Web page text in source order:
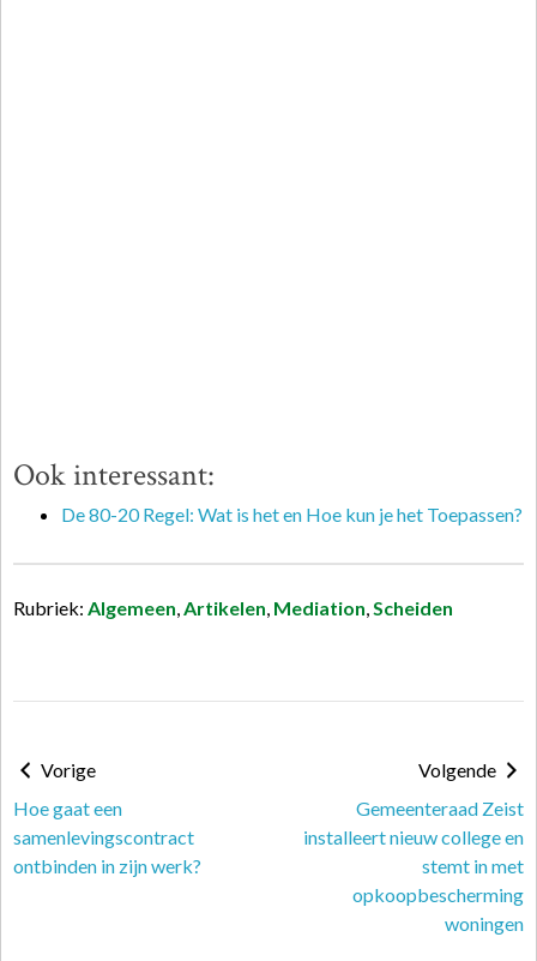
Ook interessant:
De 80-20 Regel: Wat is het en Hoe kun je het Toepassen?
Rubriek: Algemeen Artikelen Mediation Scheiden
Vorige
Hoe gaat een
samenlevingscontract
ontbinden in zijn werk?
Volgende
Gemeenteraad Zeist
installeert nieuw college en
stemt in met
opkoopbescherming
woningen